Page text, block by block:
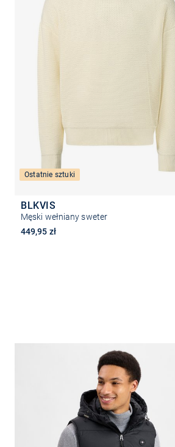
Ostatnie sztuki
BLKVIS
Męski wełniany sweter
449,95 zł